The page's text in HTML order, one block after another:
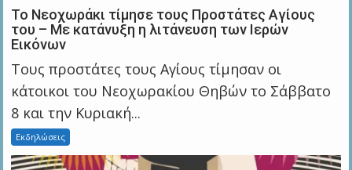
Το Νεοχωράκι τίμησε τους Προστάτες Αγίους
του – Με κατάνυξη η λιτάνευση των Ιερών
Εικόνων
Τους προστάτες τους Αγίους τίμησαν οι
κάτοικοι του Νεοχωρακίου Θηβών το Σάββατο
8 και την Κυριακή...
Εκδηλώσεις